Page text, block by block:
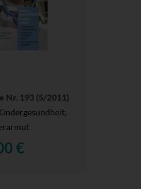
Nr. 193 (5/2011)
€